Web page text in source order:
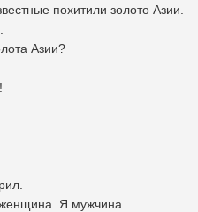
похитили золото Азии.
Азии?
Я мужчина.